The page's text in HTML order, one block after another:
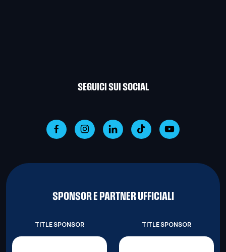
SEGUICI SUI SOCIAL
SPONSOR E PARTNER UFFICIALI
TITLE SPONSOR TITLE SPONSOR